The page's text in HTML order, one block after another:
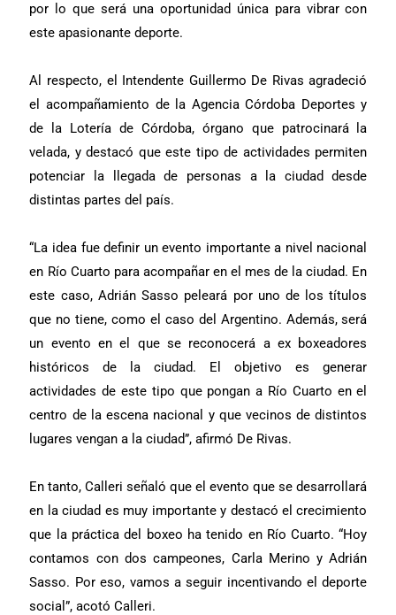
por lo que será una oportunidad única para vibrar con
este apasionante deporte.
Al respecto, el Intendente Guillermo De Rivas agradeció
el acompañamiento de la Agencia Córdoba Deportes y
de la Lotería de Córdoba, órgano que patrocinará la
velada, y destacó que este tipo de actividades permiten
potenciar la llegada de personas a la ciudad desde
distintas partes del país.
“La idea fue definir un evento importante a nivel nacional
en Río Cuarto para acompañar en el mes de la ciudad. En
este caso, Adrián Sasso peleará por uno de los títulos
que no tiene, como el caso del Argentino. Además, será
un evento en el que se reconocerá a ex boxeadores
históricos de la ciudad. El objetivo es generar
actividades de este tipo que pongan a Río Cuarto en el
centro de la escena nacional y que vecinos de distintos
lugares vengan a la ciudad”, afirmó De Rivas.
En tanto, Calleri señaló que el evento que se desarrollará
en la ciudad es muy importante y destacó el crecimiento
que la práctica del boxeo ha tenido en Río Cuarto. “Hoy
contamos con dos campeones, Carla Merino y Adrián
Sasso. Por eso, vamos a seguir incentivando el deporte
social”, acotó Calleri.